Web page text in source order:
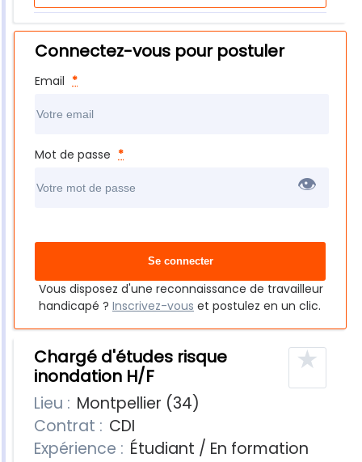
Connectez-vous pour postuler
Email *
Mot de passe *
👁
Vous disposez d'une reconnaissance de travailleur
handicapé ? Inscrivez-vous et postulez en un clic.
Chargé d'études risque
inondation H/F
★
Lieu : Montpellier (34)
Contrat : CDI
Expérience : Étudiant / En formation